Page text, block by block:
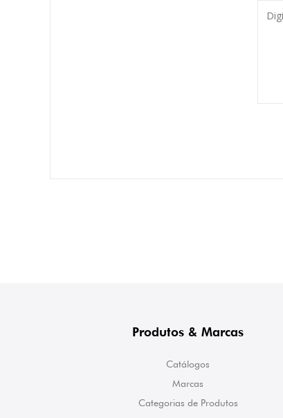
Produtos & Marcas
Catálogos
Marcas
Categorias de Produtos